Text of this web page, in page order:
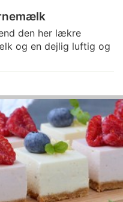
den her lækre
og en dejlig luftig og